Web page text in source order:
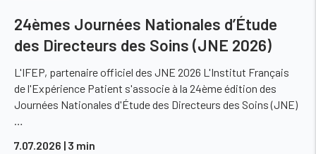
24èmes Journées Nationales d’Étude
des Directeurs des Soins (JNE 2026)
L'IFEP, partenaire officiel des JNE 2026 L'Institut Français
de l'Expérience Patient s'associe à la 24ème édition des
Journées Nationales d'Étude des Directeurs des Soins (JNE)
7.07.2026 | 3 min